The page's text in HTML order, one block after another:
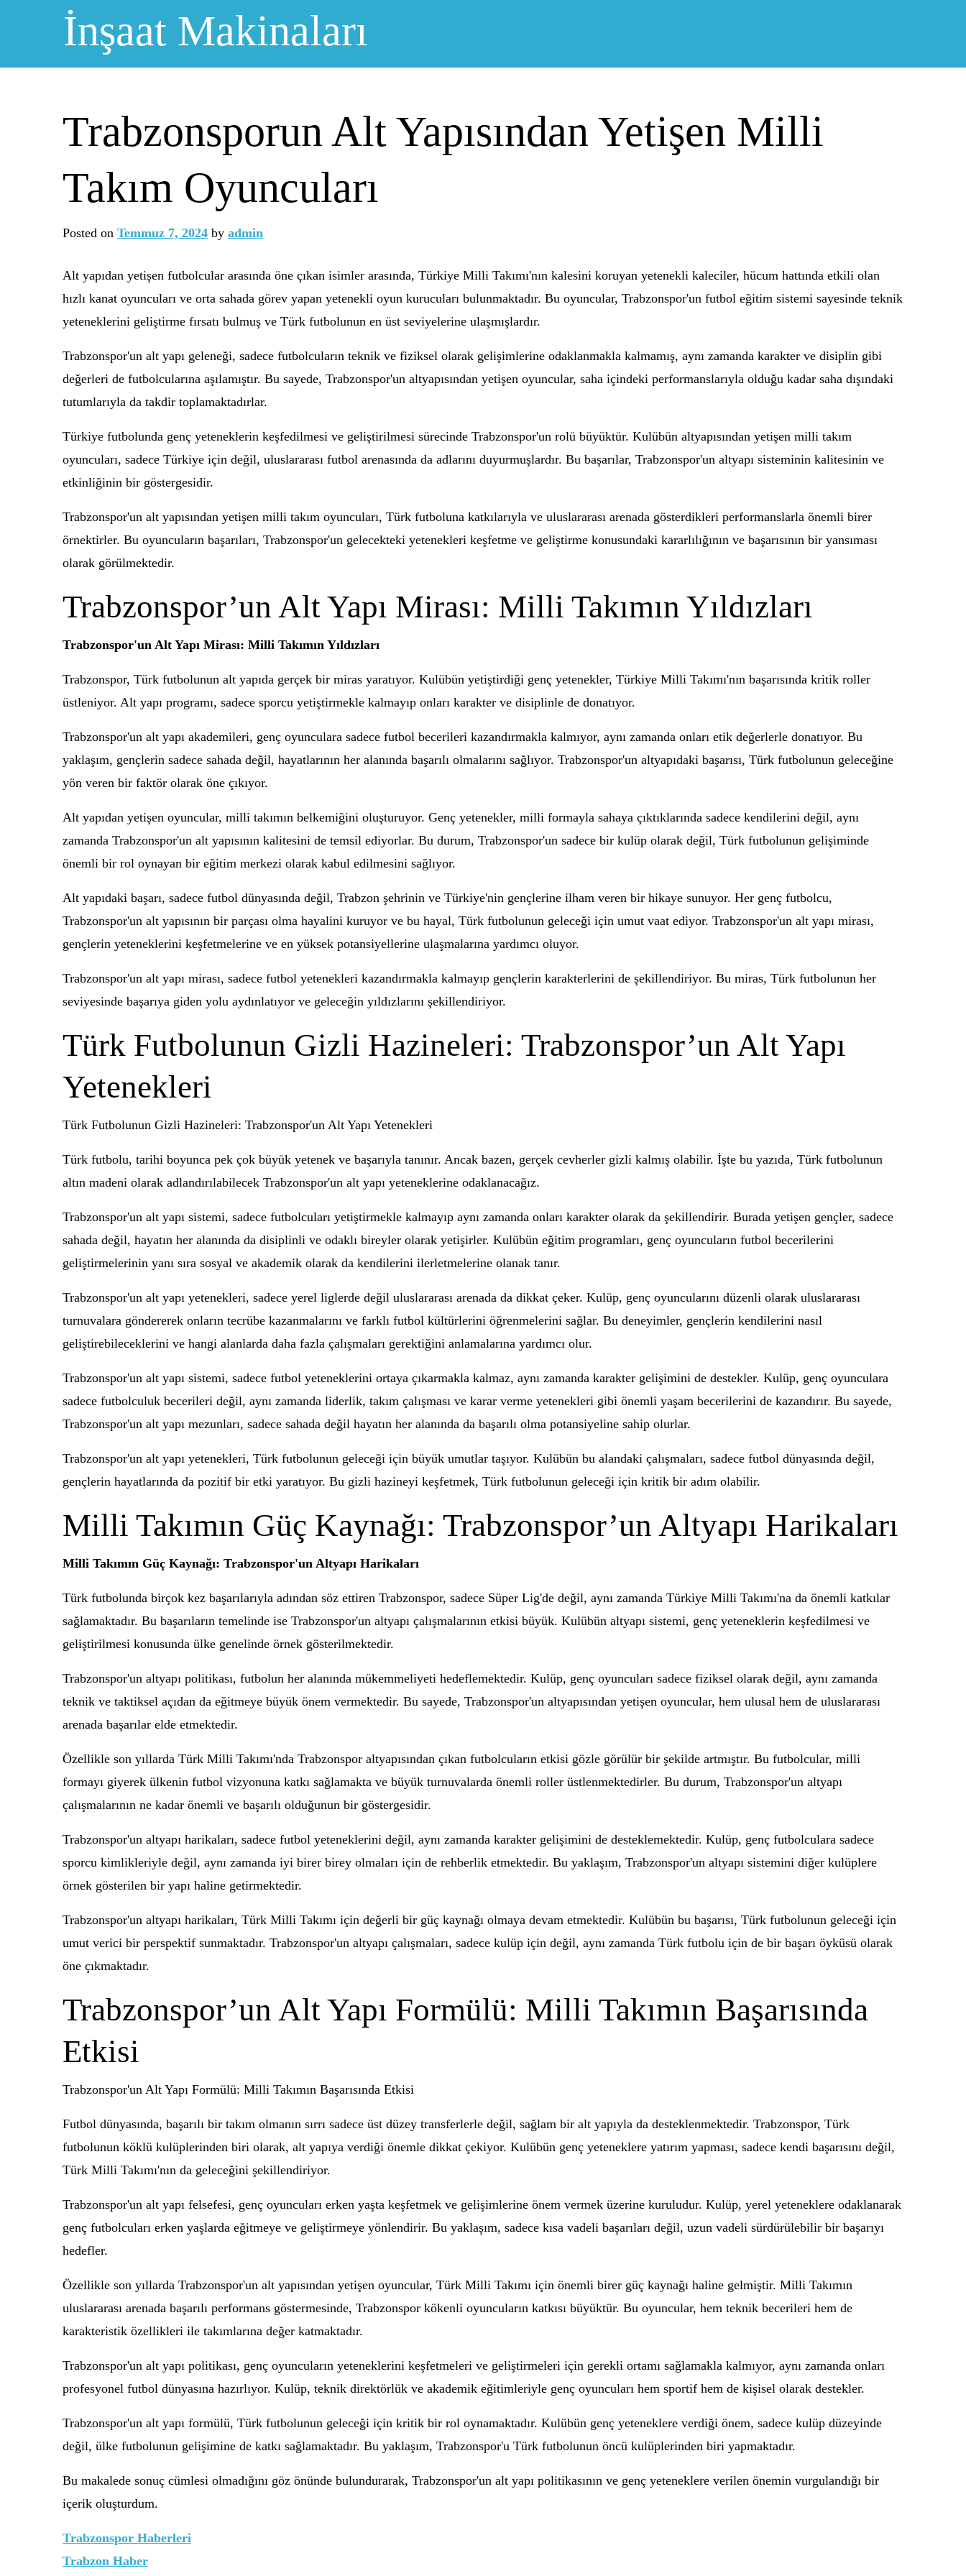
İnşaat Makinaları
Trabzonsporun Alt Yapısından Yetişen Milli
Takım Oyuncuları
Posted on Temmuz 7, 2024 by admin
Alt yapıdan yetişen futbolcular arasında öne çıkan isimler arasında, Türkiye Milli Takımı'nın kalesini koruyan yetenekli kaleciler, hücum hattında etkili olan
hızlı kanat oyuncuları ve orta sahada görev yapan yetenekli oyun kurucuları bulunmaktadır. Bu oyuncular, Trabzonspor'un futbol eğitim sistemi sayesinde teknik
yeteneklerini geliştirme fırsatı bulmuş ve Türk futbolunun en üst seviyelerine ulaşmışlardır.
Trabzonspor'un alt yapı geleneği, sadece futbolcuların teknik ve fiziksel olarak gelişimlerine odaklanmakla kalmamış, aynı zamanda karakter ve disiplin gibi
değerleri de futbolcularına aşılamıştır. Bu sayede, Trabzonspor'un altyapısından yetişen oyuncular, saha içindeki performanslarıyla olduğu kadar saha dışındaki
tutumlarıyla da takdir toplamaktadırlar.
Türkiye futbolunda genç yeteneklerin keşfedilmesi ve geliştirilmesi sürecinde Trabzonspor'un rolü büyüktür. Kulübün altyapısından yetişen milli takım
oyuncuları, sadece Türkiye için değil, uluslararası futbol arenasında da adlarını duyurmuşlardır. Bu başarılar, Trabzonspor'un altyapı sisteminin kalitesinin ve
etkinliğinin bir göstergesidir.
Trabzonspor'un alt yapısından yetişen milli takım oyuncuları, Türk futboluna katkılarıyla ve uluslararası arenada gösterdikleri performanslarla önemli birer
örnektirler. Bu oyuncuların başarıları, Trabzonspor'un gelecekteki yetenekleri keşfetme ve geliştirme konusundaki kararlılığının ve başarısının bir yansıması
olarak görülmektedir.
Trabzonspor’un Alt Yapı Mirası: Milli Takımın Yıldızları
Trabzonspor'un Alt Yapı Mirası: Milli Takımın Yıldızları
Trabzonspor, Türk futbolunun alt yapıda gerçek bir miras yaratıyor. Kulübün yetiştirdiği genç yetenekler, Türkiye Milli Takımı'nın başarısında kritik roller
üstleniyor. Alt yapı programı, sadece sporcu yetiştirmekle kalmayıp onları karakter ve disiplinle de donatıyor.
Trabzonspor'un alt yapı akademileri, genç oyunculara sadece futbol becerileri kazandırmakla kalmıyor, aynı zamanda onları etik değerlerle donatıyor. Bu
yaklaşım, gençlerin sadece sahada değil, hayatlarının her alanında başarılı olmalarını sağlıyor. Trabzonspor'un altyapıdaki başarısı, Türk futbolunun geleceğine
yön veren bir faktör olarak öne çıkıyor.
Alt yapıdan yetişen oyuncular, milli takımın belkemiğini oluşturuyor. Genç yetenekler, milli formayla sahaya çıktıklarında sadece kendilerini değil, aynı
zamanda Trabzonspor'un alt yapısının kalitesini de temsil ediyorlar. Bu durum, Trabzonspor'un sadece bir kulüp olarak değil, Türk futbolunun gelişiminde
önemli bir rol oynayan bir eğitim merkezi olarak kabul edilmesini sağlıyor.
Alt yapıdaki başarı, sadece futbol dünyasında değil, Trabzon şehrinin ve Türkiye'nin gençlerine ilham veren bir hikaye sunuyor. Her genç futbolcu,
Trabzonspor'un alt yapısının bir parçası olma hayalini kuruyor ve bu hayal, Türk futbolunun geleceği için umut vaat ediyor. Trabzonspor'un alt yapı mirası,
gençlerin yeteneklerini keşfetmelerine ve en yüksek potansiyellerine ulaşmalarına yardımcı oluyor.
Trabzonspor'un alt yapı mirası, sadece futbol yetenekleri kazandırmakla kalmayıp gençlerin karakterlerini de şekillendiriyor. Bu miras, Türk futbolunun her
seviyesinde başarıya giden yolu aydınlatıyor ve geleceğin yıldızlarını şekillendiriyor.
Türk Futbolunun Gizli Hazineleri: Trabzonspor’un Alt Yapı
Yetenekleri
Türk Futbolunun Gizli Hazineleri: Trabzonspor'un Alt Yapı Yetenekleri
Türk futbolu, tarihi boyunca pek çok büyük yetenek ve başarıyla tanınır. Ancak bazen, gerçek cevherler gizli kalmış olabilir. İşte bu yazıda, Türk futbolunun
altın madeni olarak adlandırılabilecek Trabzonspor'un alt yapı yeteneklerine odaklanacağız.
Trabzonspor'un alt yapı sistemi, sadece futbolcuları yetiştirmekle kalmayıp aynı zamanda onları karakter olarak da şekillendirir. Burada yetişen gençler, sadece
sahada değil, hayatın her alanında da disiplinli ve odaklı bireyler olarak yetişirler. Kulübün eğitim programları, genç oyuncuların futbol becerilerini
geliştirmelerinin yanı sıra sosyal ve akademik olarak da kendilerini ilerletmelerine olanak tanır.
Trabzonspor'un alt yapı yetenekleri, sadece yerel liglerde değil uluslararası arenada da dikkat çeker. Kulüp, genç oyuncularını düzenli olarak uluslararası
turnuvalara göndererek onların tecrübe kazanmalarını ve farklı futbol kültürlerini öğrenmelerini sağlar. Bu deneyimler, gençlerin kendilerini nasıl
geliştirebileceklerini ve hangi alanlarda daha fazla çalışmaları gerektiğini anlamalarına yardımcı olur.
Trabzonspor'un alt yapı sistemi, sadece futbol yeteneklerini ortaya çıkarmakla kalmaz, aynı zamanda karakter gelişimini de destekler. Kulüp, genç oyunculara
sadece futbolculuk becerileri değil, aynı zamanda liderlik, takım çalışması ve karar verme yetenekleri gibi önemli yaşam becerilerini de kazandırır. Bu sayede,
Trabzonspor'un alt yapı mezunları, sadece sahada değil hayatın her alanında da başarılı olma potansiyeline sahip olurlar.
Trabzonspor'un alt yapı yetenekleri, Türk futbolunun geleceği için büyük umutlar taşıyor. Kulübün bu alandaki çalışmaları, sadece futbol dünyasında değil,
gençlerin hayatlarında da pozitif bir etki yaratıyor. Bu gizli hazineyi keşfetmek, Türk futbolunun geleceği için kritik bir adım olabilir.
Milli Takımın Güç Kaynağı: Trabzonspor’un Altyapı Harikaları
Milli Takımın Güç Kaynağı: Trabzonspor'un Altyapı Harikaları
Türk futbolunda birçok kez başarılarıyla adından söz ettiren Trabzonspor, sadece Süper Lig'de değil, aynı zamanda Türkiye Milli Takımı'na da önemli katkılar
sağlamaktadır. Bu başarıların temelinde ise Trabzonspor'un altyapı çalışmalarının etkisi büyük. Kulübün altyapı sistemi, genç yeteneklerin keşfedilmesi ve
geliştirilmesi konusunda ülke genelinde örnek gösterilmektedir.
Trabzonspor'un altyapı politikası, futbolun her alanında mükemmeliyeti hedeflemektedir. Kulüp, genç oyuncuları sadece fiziksel olarak değil, aynı zamanda
teknik ve taktiksel açıdan da eğitmeye büyük önem vermektedir. Bu sayede, Trabzonspor'un altyapısından yetişen oyuncular, hem ulusal hem de uluslararası
arenada başarılar elde etmektedir.
Özellikle son yıllarda Türk Milli Takımı'nda Trabzonspor altyapısından çıkan futbolcuların etkisi gözle görülür bir şekilde artmıştır. Bu futbolcular, milli
formayı giyerek ülkenin futbol vizyonuna katkı sağlamakta ve büyük turnuvalarda önemli roller üstlenmektedirler. Bu durum, Trabzonspor'un altyapı
çalışmalarının ne kadar önemli ve başarılı olduğunun bir göstergesidir.
Trabzonspor'un altyapı harikaları, sadece futbol yeteneklerini değil, aynı zamanda karakter gelişimini de desteklemektedir. Kulüp, genç futbolculara sadece
sporcu kimlikleriyle değil, aynı zamanda iyi birer birey olmaları için de rehberlik etmektedir. Bu yaklaşım, Trabzonspor'un altyapı sistemini diğer kulüplere
örnek gösterilen bir yapı haline getirmektedir.
Trabzonspor'un altyapı harikaları, Türk Milli Takımı için değerli bir güç kaynağı olmaya devam etmektedir. Kulübün bu başarısı, Türk futbolunun geleceği için
umut verici bir perspektif sunmaktadır. Trabzonspor'un altyapı çalışmaları, sadece kulüp için değil, aynı zamanda Türk futbolu için de bir başarı öyküsü olarak
öne çıkmaktadır.
Trabzonspor’un Alt Yapı Formülü: Milli Takımın Başarısında
Etkisi
Trabzonspor'un Alt Yapı Formülü: Milli Takımın Başarısında Etkisi
Futbol dünyasında, başarılı bir takım olmanın sırrı sadece üst düzey transferlerle değil, sağlam bir alt yapıyla da desteklenmektedir. Trabzonspor, Türk
futbolunun köklü kulüplerinden biri olarak, alt yapıya verdiği önemle dikkat çekiyor. Kulübün genç yeteneklere yatırım yapması, sadece kendi başarısını değil,
Türk Milli Takımı'nın da geleceğini şekillendiriyor.
Trabzonspor'un alt yapı felsefesi, genç oyuncuları erken yaşta keşfetmek ve gelişimlerine önem vermek üzerine kuruludur. Kulüp, yerel yeteneklere odaklanarak
genç futbolcuları erken yaşlarda eğitmeye ve geliştirmeye yönlendirir. Bu yaklaşım, sadece kısa vadeli başarıları değil, uzun vadeli sürdürülebilir bir başarıyı
hedefler.
Özellikle son yıllarda Trabzonspor'un alt yapısından yetişen oyuncular, Türk Milli Takımı için önemli birer güç kaynağı haline gelmiştir. Milli Takımın
uluslararası arenada başarılı performans göstermesinde, Trabzonspor kökenli oyuncuların katkısı büyüktür. Bu oyuncular, hem teknik becerileri hem de
karakteristik özellikleri ile takımlarına değer katmaktadır.
Trabzonspor'un alt yapı politikası, genç oyuncuların yeteneklerini keşfetmeleri ve geliştirmeleri için gerekli ortamı sağlamakla kalmıyor, aynı zamanda onları
profesyonel futbol dünyasına hazırlıyor. Kulüp, teknik direktörlük ve akademik eğitimleriyle genç oyuncuları hem sportif hem de kişisel olarak destekler.
Trabzonspor'un alt yapı formülü, Türk futbolunun geleceği için kritik bir rol oynamaktadır. Kulübün genç yeteneklere verdiği önem, sadece kulüp düzeyinde
değil, ülke futbolunun gelişimine de katkı sağlamaktadır. Bu yaklaşım, Trabzonspor'u Türk futbolunun öncü kulüplerinden biri yapmaktadır.
Bu makalede sonuç cümlesi olmadığını göz önünde bulundurarak, Trabzonspor'un alt yapı politikasının ve genç yeteneklere verilen önemin vurgulandığı bir
içerik oluşturdum.
Trabzonspor Haberleri
Trabzon Haber